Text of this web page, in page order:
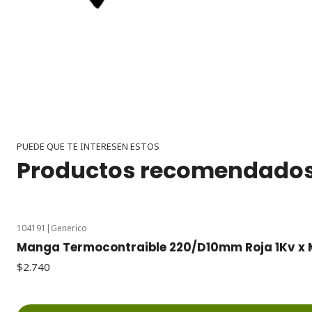
PUEDE QUE TE INTERESEN ESTOS
Productos
104191 | Generico
Manga Termocontraible 220/D10mm Roja 1Kv x
$2.740